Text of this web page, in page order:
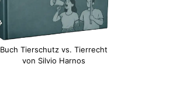
Buch Tierschutz vs. Tierrecht
von Silvio Harnos